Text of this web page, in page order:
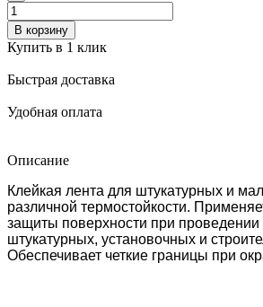
В корзину
Купить в 1 клик
Быстрая доставка
Удобная оплата
Описание
Клейкая лента для штукатурных и
различной термостойкости.
защиты поверхности при
штукатурных, установочных и
Обеспечивает четкие границы при